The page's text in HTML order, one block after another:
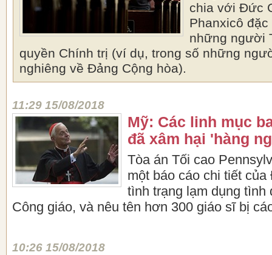
chia với Đức
Phanxicô
những người
quyền Chính trị (ví dụ, trong số những
nghiêng về Đảng Cộng hòa).
11:29 15/08/2018
Mỹ: Các linh mục
đã xâm hại 'hàng
Tòa án Tối cao
một báo cáo chi tiết
tình trạng lạm dụng tình
Công giáo, và nêu tên hơn 300 giáo sĩ bị
10:26 15/08/2018